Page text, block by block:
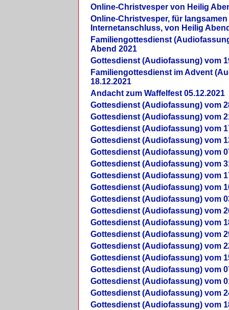
Online-Christvesper von Heilig
Online-Christvesper, für langsamen
Internetanschluss, von Heilig
Familiengottesdienst
Abend 2021
Gottesdienst (Audiofassung) vom
Familiengottesdienst im Advent
18.12.2021
Andacht zum Waffelfest 05.12.2021
Gottesdienst (Audiofassung) vom
Gottesdienst (Audiofassung) vom
Gottesdienst (Audiofassung) vom
Gottesdienst (Audiofassung) vom
Gottesdienst (Audiofassung) vom
Gottesdienst (Audiofassung) vom
Gottesdienst (Audiofassung) vom
Gottesdienst (Audiofassung) vom
Gottesdienst (Audiofassung) vom
Gottesdienst (Audiofassung) vom
Gottesdienst (Audiofassung) vom
Gottesdienst (Audiofassung) vom
Gottesdienst (Audiofassung) vom
Gottesdienst (Audiofassung) vom
Gottesdienst (Audiofassung) vom
Gottesdienst (Audiofassung) vom
Gottesdienst (Audiofassung) vom
Gottesdienst (Audiofassung) vom